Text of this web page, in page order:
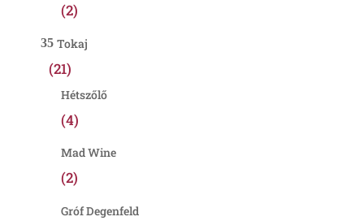
(2)
Tokaj
(21)
Hétszőlő
(4)
Mad Wine
(2)
Gróf Degenfeld